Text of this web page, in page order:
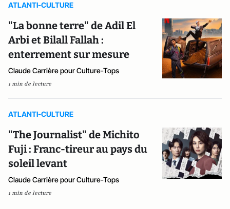
ATLANTI-CULTURE
"La bonne terre" de Adil El
Arbi et Bilall Fallah :
enterrement sur mesure
Claude Carrière pour Culture-Tops
1 min de lecture
ATLANTI-CULTURE
"The Journalist" de Michito
Fuji : Franc-tireur au pays du
soleil levant
Claude Carrière pour Culture-Tops
1 min de lecture